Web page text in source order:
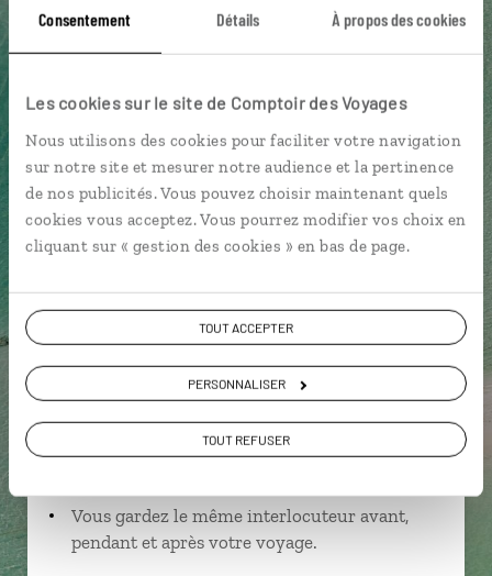
Consentement Détails À propos des cookies
Les cookies sur le site de Comptoir des Voyages
Nous utilisons des cookies pour faciliter votre navigation
sur notre site et mesurer notre audience et la pertinence
de nos publicités. Vous pouvez choisir maintenant quels
cookies vous acceptez. Vous pourrez modifier vos choix en
cliquant sur « gestion des cookies » en bas de page.
TOUT ACCEPTER
PERSONNALISER
TOUT REFUSER
Cécile,
spécialiste Île Maurice
spécialistes
Ils sauront organiser votre itinéraire au plus
près de vos envies et de la réalité du pays.
Échangez en face à face ou depuis nos studios
connectés en agence, mais aussi par email ou
Vous gardez le même interlocuteur avant,
pendant et après votre voyage.